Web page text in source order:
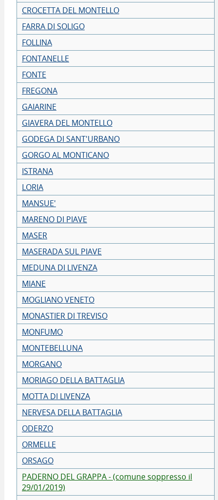
CROCETTA DEL MONTELLO
FARRA DI SOLIGO
FOLLINA
FONTANELLE
FONTE
FREGONA
GAIARINE
GIAVERA DEL MONTELLO
GODEGA DI SANT'URBANO
GORGO AL MONTICANO
ISTRANA
LORIA
MANSUE'
MARENO DI PIAVE
MASER
MASERADA SUL PIAVE
MEDUNA DI LIVENZA
MIANE
MOGLIANO VENETO
MONASTIER DI TREVISO
MONFUMO
MONTEBELLUNA
MORGANO
MORIAGO DELLA BATTAGLIA
MOTTA DI LIVENZA
NERVESA DELLA BATTAGLIA
ODERZO
ORMELLE
ORSAGO
PADERNO DEL GRAPPA - (comune soppresso il
29/01/2019)